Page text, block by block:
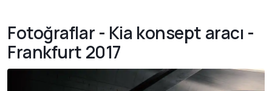
Fotoğraflar - Kia konsept aracı -
Frankfurt 2017